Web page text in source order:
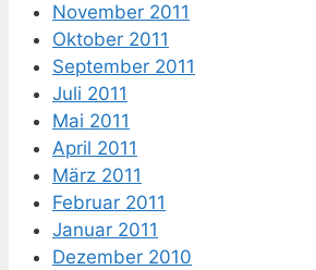
November 2011
Oktober 2011
September 2011
Juli 2011
Mai 2011
April 2011
März 2011
Februar 2011
Januar 2011
Dezember 2010